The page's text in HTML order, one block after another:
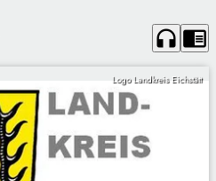
headphones chrome_reader_mode
Logo Landkreis Eichstätt